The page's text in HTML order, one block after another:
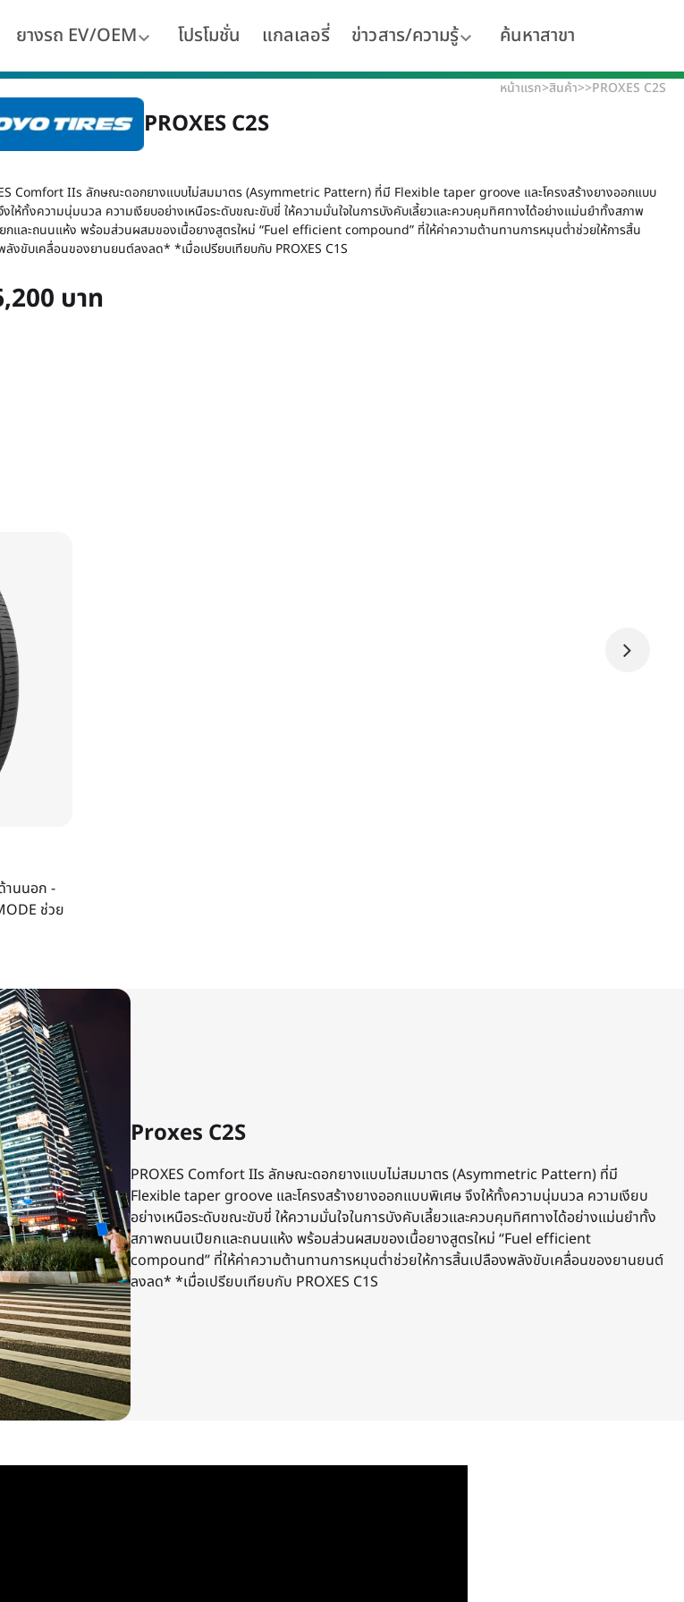
ยางรถ EV/OEM โปรโมชั่น แกลเลอรี่ ข่าวสาร/ความรู้ ค้นหาสาขา
หน้าแรก>สินค้า>>PROXES C2S
PROXES C2S
Comfort IIs ลักษณะดอกยางแบบไม่สมมาตร (Asymmetric Pattern) ที่มี Flexible taper groove และโครงสร้างยางออกแบบ
ให้ทั้งความนุ่มนวล ความเงียบอย่างเหนือระดับขณะขับขี่ ให้ความมั่นใจในการบังคับเลี้ยวและควบคุมทิศทางได้อย่างแม่นยำทั้งสภาพ
กและถนนแห้ง พร้อมส่วนผสมของเนื้อยางสูตรใหม่ “Fuel efficient compound” ที่ให้ค่าความต้านทานการหมุนต่ำช่วยให้การสิ้น
ลังขับเคลื่อนของยานยนต์ลงลด* *เมื่อเปรียบเทียบกับ PROXES C1S
บาท
านนอก -
ช่วย
Proxes C2S
PROXES Comfort IIs ลักษณะดอกยางแบบไม่สมมาตร (Asymmetric Pattern) ที่มี
Flexible taper groove และโครงสร้างยางออกแบบพิเศษ จึงให้ทั้งความนุ่มนวล ความเงียบ
อย่างเหนือระดับขณะขับขี่ ให้ความมั่นใจในการบังคับเลี้ยวและควบคุมทิศทางได้อย่างแม่นยำทั้ง
สภาพถนนเปียกและถนนแห้ง พร้อมส่วนผสมของเนื้อยางสูตรใหม่ “Fuel efficient
compound” ที่ให้ค่าความต้านทานการหมุนต่ำช่วยให้การสิ้นเปลืองพลังขับเคลื่อนของยานยนต์
ลงลด* *เมื่อเปรียบเทียบกับ PROXES C1S